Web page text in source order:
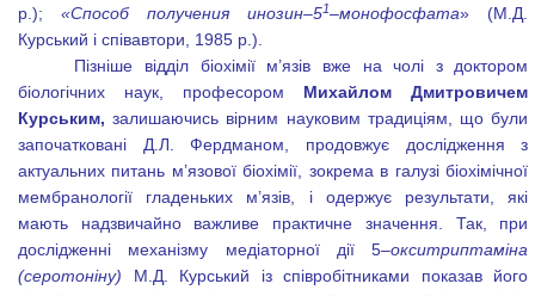
р.);«Способ получения инозин–51–монофосфата» (М.Д.
Курський і співавтори, 1985 р.).
Пізніше відділ біохімії м’язів вже на чолі з доктором
біологічних наук, професором Михайлом Дмитровичем
Курським,залишаючись вірним науковим традиціям, що були
започатковані Д.Л. Фердманом, продовжує дослідження з
актуальних питань м’язової біохімії, зокрема в галузі біохімічної
мембранології гладеньких м’язів, і одержує результати, які
мають надзвичайно важливе практичне значення. Так, при
дослідженні механізму медіаторної дії 5–окситриптаміна
(серотоніну) М.Д. Курський із співробітниками показав його